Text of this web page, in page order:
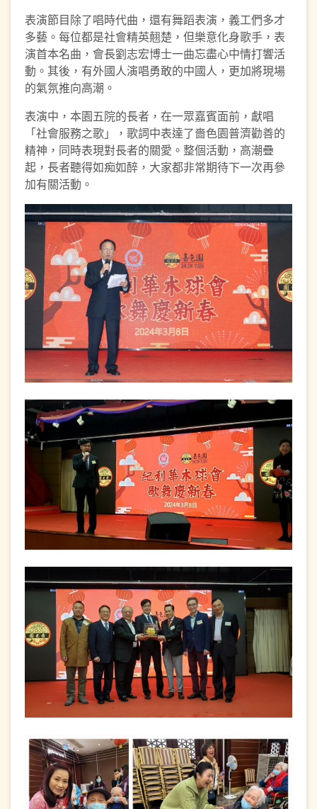
表演節目除了唱時代曲，還有舞蹈表演，義工們多才
多藝。每位都是社會精英翹楚，但樂意化身歌手，表
演首本名曲，會長劉志宏博士一曲忘盡心中情打響活
動。其後，有外國人演唱勇敢的中國人，更加將現場
的氣氛推向高潮。
表演中，本園五院的長者，在一眾嘉賓面前，獻唱
「社會服務之歌」，歌詞中表達了嗇色園普濟勸善的
精神，同時表現對長者的關愛。整個活動，高潮疊
起，長者聽得如痴如醉，大家都非常期待下一次再參
加有關活動。